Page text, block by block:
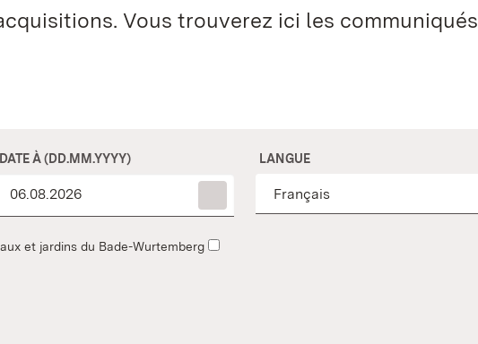
Vous trouverez ici les communiqués
DATE À (DD.MM.YYYY) LANGUE
et jardins du Bade-Wurtemberg